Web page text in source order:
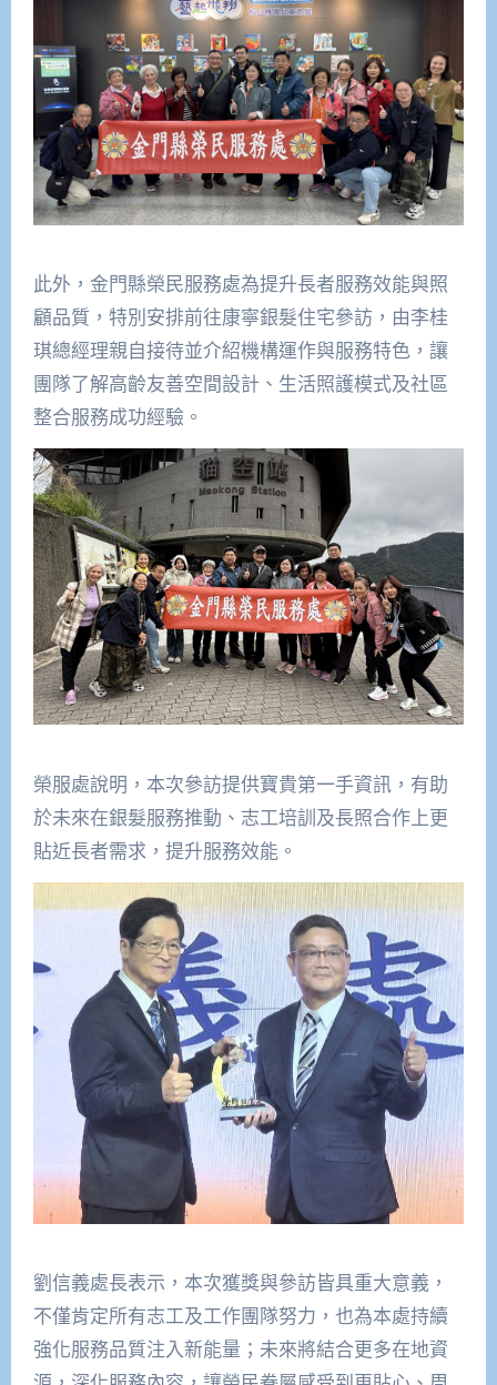
此外，金門縣榮民服務處為提升長者服務效能與照
顧品質，特別安排前往康寧銀髮住宅參訪，由李桂
琪總經理親自接待並介紹機構運作與服務特色，讓
團隊了解高齡友善空間設計、生活照護模式及社區
整合服務成功經驗。
榮服處說明，本次參訪提供寶貴第一手資訊，有助
於未來在銀髮服務推動、志工培訓及長照合作上更
貼近長者需求，提升服務效能。
劉信義處長表示，本次獲獎與參訪皆具重大意義，
不僅肯定所有志工及工作團隊努力，也為本處持續
強化服務品質注入新能量；未來將結合更多在地資